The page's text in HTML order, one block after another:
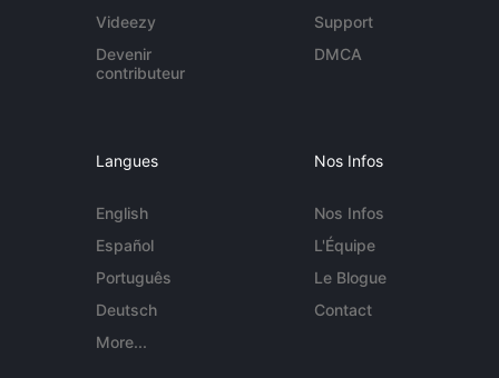
Videezy
Devenir
contributeur
Support
DMCA
Langues
English
Español
Português
Deutsch
More...
Nos Infos
Nos Infos
L'Équipe
Le Blogue
Contact